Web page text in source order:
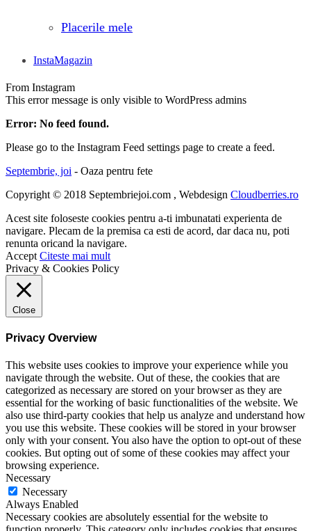
Placerile mele
InstaMagazin
From Instagram
This error message is only visible to WordPress admins
Error: No feed found.
Please go to the Instagram Feed settings page to create a feed.
Septembrie, joi - Oaza pentru fete
Copyright © 2018 Septembriejoi.com , Webdesign Cloudberries.ro
Acest site foloseste cookies pentru a-ti imbunatati experienta de
navigare. Plecam de la premisa ca esti de acord, dar daca nu, poti
renunta oricand la navigare.
Accept Citeste mai mult
Privacy & Cookies Policy
Close
Privacy Overview
This website uses cookies to improve your experience while you
navigate through the website. Out of these, the cookies that are
categorized as necessary are stored on your browser as they are
essential for the working of basic functionalities of the website. We
also use third-party cookies that help us analyze and understand how
you use this website. These cookies will be stored in your browser
only with your consent. You also have the option to opt-out of these
cookies. But opting out of some of these cookies may affect your
browsing experience.
Necessary
Necessary
Always Enabled
Necessary cookies are absolutely essential for the website to